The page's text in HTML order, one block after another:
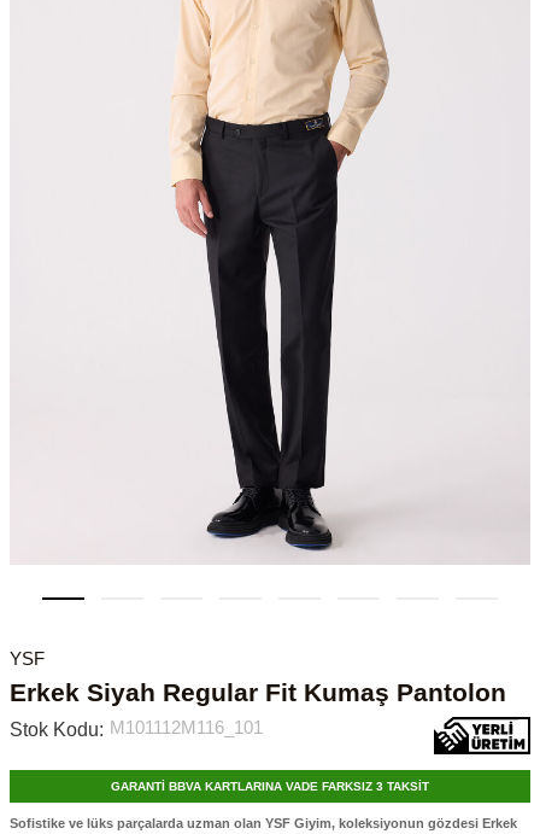
YSF
Erkek Siyah Regular Fit Kumaş Pantolon
Stok Kodu: M101112M116_101
GARANTİ BBVA KARTLARINA VADE FARKSIZ 3 TAKSİT
Sofistike ve lüks parçalarda uzman olan YSF Giyim, koleksiyonun gözdesi Erkek